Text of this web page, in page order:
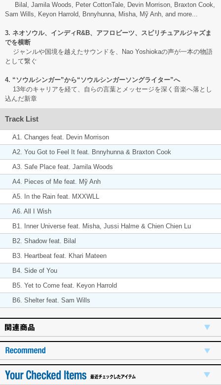
Bilal, Jamila Woods, Peter CottonTale, Devin Morrison, Braxton Cook,
Sam Wills, Keyon Harrold, Bnnyhunna, Misha, Mỹ Anh, and more...
3. ネオソウル、インディR&B、アフロビーツ、スピリチュアルジャズま
でを横断
ジャンルや国境を越えたサウンドを、Nao Yoshiokaの声が一本の物語
として繋ぐ
4. “ソウルシンガー”から“ソウルシンガーソングライター”へ
13年のキャリアを経て、自らの言葉とメッセージを深く音楽へ落とし
込んだ新章
Track List
A1. Changes feat. Devin Morrison
A2. You Got to Feel It feat. Bnnyhunna & Braxton Cook
A3. Safe Place feat. Jamila Woods
A4. Pieces of Me feat. Mỹ Anh
A5. In the Rain feat. MXXWLL
A6. All I Wish
B1. Inner Universe feat. Misha, Jussi Halme & Chien Chien Lu
B2. Shadow feat. Bilal
B3. Heartbeat feat. Khari Mateen
B4. Side of You
B5. Yet to Come feat. Keyon Harrold
B6. Shelter feat. Sam Wills